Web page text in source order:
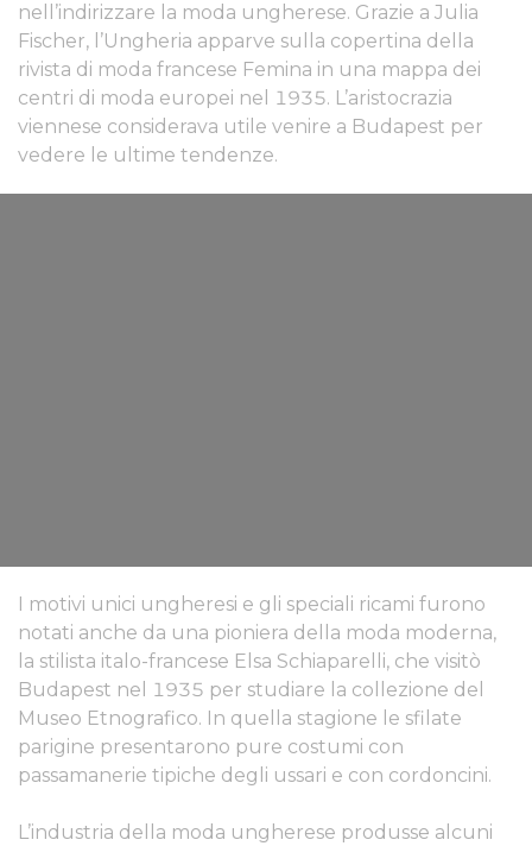
nell’indirizzare la moda ungherese. Grazie a Julia
Fischer, l’Ungheria apparve sulla copertina della
rivista di moda francese Femina in una mappa dei
centri di moda europei nel 1935. L’aristocrazia
viennese considerava utile venire a Budapest per
vedere le ultime tendenze.
I motivi unici ungheresi e gli speciali ricami furono
notati anche da una pioniera della moda moderna,
la stilista italo-francese Elsa Schiaparelli, che visitò
Budapest nel 1935 per studiare la collezione del
Museo Etnografico. In quella stagione le sfilate
parigine presentarono pure costumi con
passamanerie tipiche degli ussari e con cordoncini.
L’industria della moda ungherese produsse alcuni